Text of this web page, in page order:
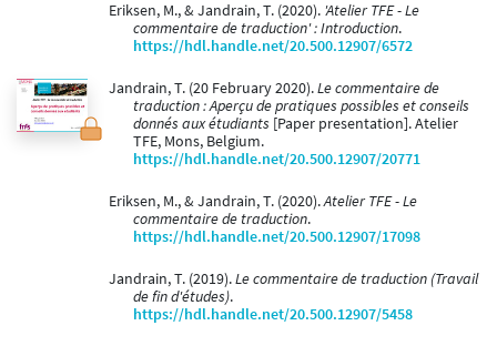
Eriksen, M., & Jandrain, T. (2020). 'Atelier TFE - Le
commentaire de traduction' : Introduction.
https://hdl.handle.net/20.500.12907/6572
Jandrain, T. (20 February 2020).Le commentaire de
traduction : Aperçu de pratiques possibles et conseils
donnés aux étudiants [Paper presentation]. Atelier
TFE, Mons, Belgium.
https://hdl.handle.net/20.500.12907/20771
Eriksen, M., & Jandrain, T. (2020).Atelier TFE - Le
commentaire de traduction.
https://hdl.handle.net/20.500.12907/17098
Jandrain, T. (2019).Le commentaire de traduction (Travail
de fin d'études).
https://hdl.handle.net/20.500.12907/5458